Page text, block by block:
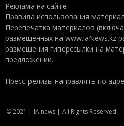
Реклама на сайте
Правила использования
Перепечатка материалов
размещенных на www.iaNews.kz
размещения гиперссылки на
предложении.
Пресс-релизы направлять по
© 2021 | IA news | All Rights Reserved